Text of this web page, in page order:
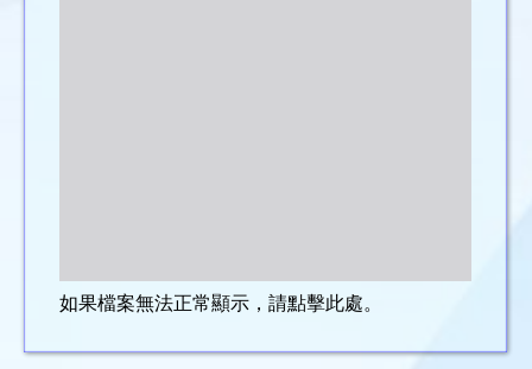
如果檔案無法正常顯示，請點擊此處。